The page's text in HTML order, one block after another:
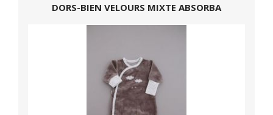
DORS-BIEN VELOURS MIXTE ABSORBA